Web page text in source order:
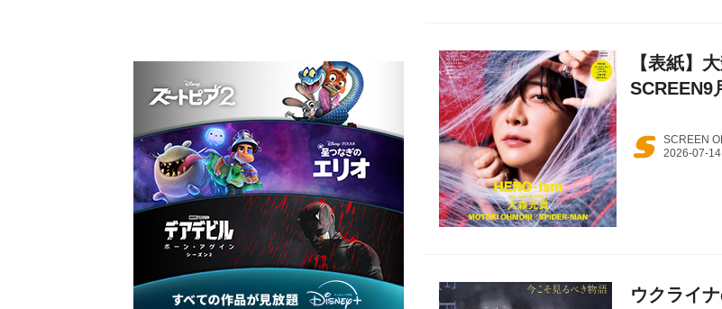
【表紙】
SCREEN9
SCREEN
ウクライ